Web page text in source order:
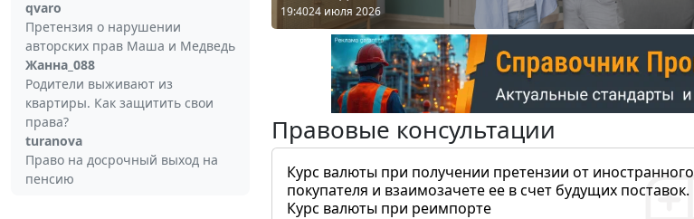
qvaro
Претензия о нарушении
авторских прав Маша и Медведь
Жанна_088
Родители выживают из
квартиры. Как защитить свои
права?
turanova
Право на досрочный выход на
пенсию
19:4024 июля 2026
Правовые консультации
Курс валюты при получении претензии от иностранного
покупателя и взаимозачете ее в счет будущих поставок.
Курс валюты при реимпорте